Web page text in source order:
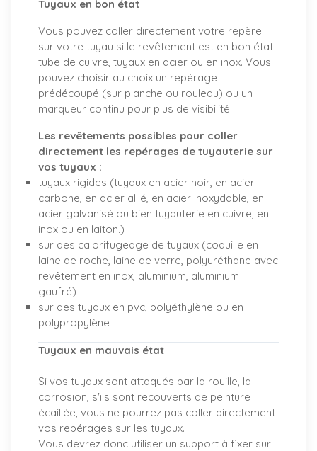
Tuyaux en bon état
Vous pouvez coller directement votre repère
sur votre tuyau si le revêtement est en bon état :
tube de cuivre, tuyaux en acier ou en inox. Vous
pouvez choisir au choix un repérage
prédécoupé (sur planche ou rouleau) ou un
marqueur continu pour plus de visibilité.
Les revêtements possibles pour coller
directement les repérages de tuyauterie sur
vos tuyaux :
tuyaux rigides (tuyaux en acier noir, en acier
carbone, en acier allié, en acier inoxydable, en
acier galvanisé ou bien tuyauterie en cuivre, en
inox ou en laiton.)
sur des calorifugeage de tuyaux (coquille en
laine de roche, laine de verre, polyuréthane avec
revêtement en inox, aluminium, aluminium
gaufré)
sur des tuyaux en pvc, polyéthylène ou en
polypropylène
Tuyaux en mauvais état
Si vos tuyaux sont attaqués par la rouille, la
corrosion, s'ils sont recouverts de peinture
écaillée, vous ne pourrez pas coller directement
vos repérages sur les tuyaux.
Vous devrez donc utiliser un support à fixer sur